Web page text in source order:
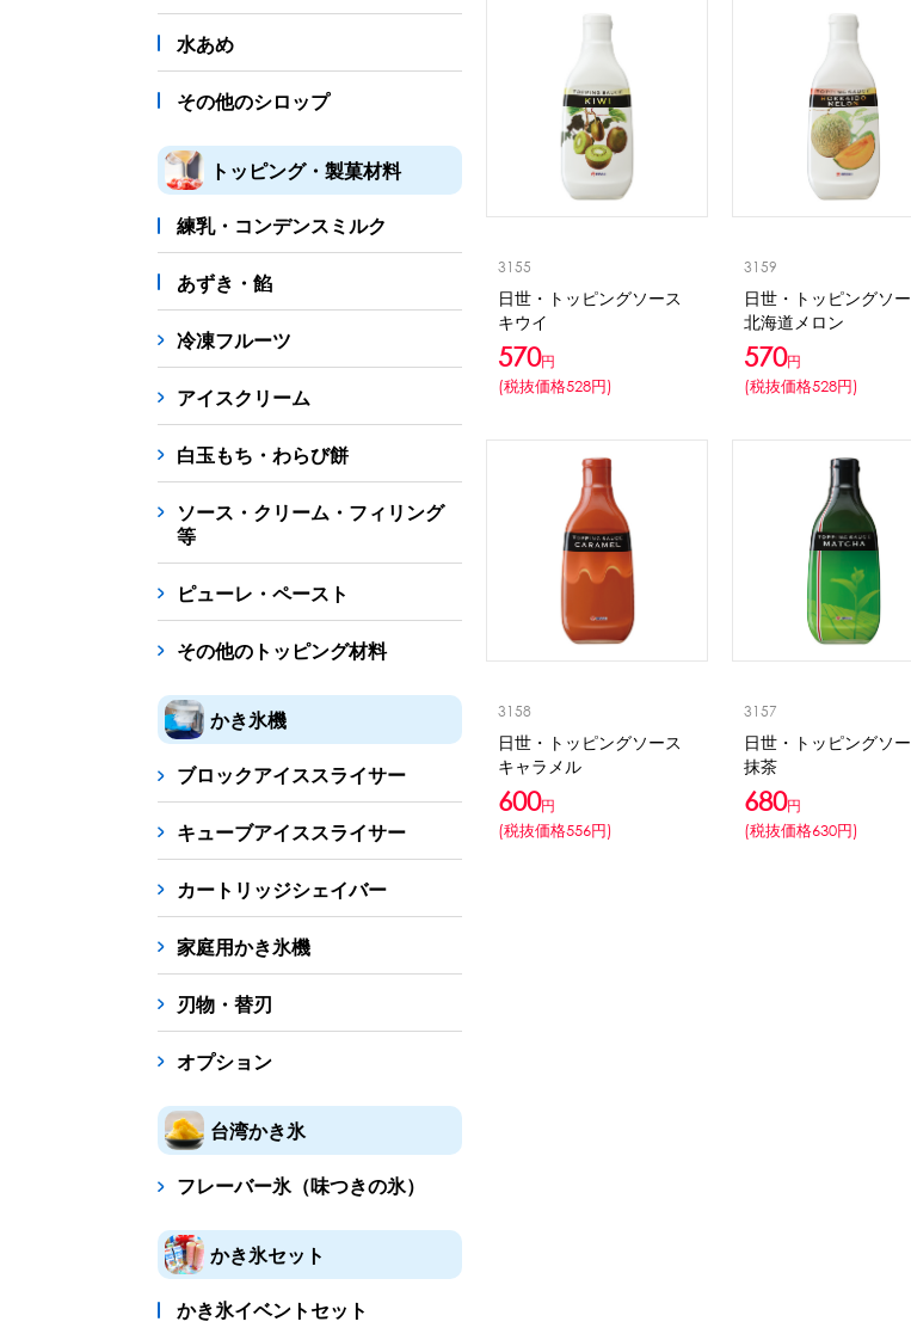
かき氷コレクション
CLOSE
水あめ
その他のシロップ
トッピング・製菓材料
練乳・コンデンスミルク
あずき・餡
冷凍フルーツ
アイスクリーム
白玉もち・わらび餅
ソース・クリーム・フィリング
等
ピューレ・ペースト
その他のトッピング材料
かき氷機
ブロックアイススライサー
キューブアイススライサー
カートリッジシェイバー
家庭用かき氷機
刃物・替刃
オプション
台湾かき氷
フレーバー氷（味つきの氷）
かき氷セット
かき氷イベントセット
3155
日世・トッピングソース
キウイ
570円
(税抜価格528円)
3159
日世・トッピングソ
北海道メロン
570円
(税抜価格528円)
3158
日世・トッピングソース
キャラメル
600円
(税抜価格556円)
3157
日世・トッピングソ
抹茶
680円
(税抜価格630円)